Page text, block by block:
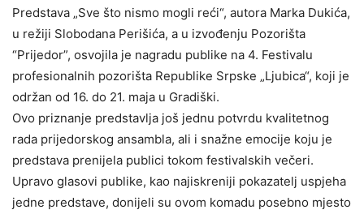
Predstava „Sve što nismo mogli reći“, autora Marka Dukića,
u režiji Slobodana Perišića, a u izvođenju Pozorišta
“Prijedor”, osvojila je nagradu publike na 4. Festivalu
profesionalnih pozorišta Republike Srpske „Ljubica“, koji je
održan od 16. do 21. maja u Gradiški.
Ovo priznanje predstavlja još jednu potvrdu kvalitetnog
rada prijedorskog ansambla, ali i snažne emocije koju je
predstava prenijela publici tokom festivalskih večeri.
Upravo glasovi publike, kao najiskreniji pokazatelj uspjeha
jedne predstave, donijeli su ovom komadu posebno mjesto